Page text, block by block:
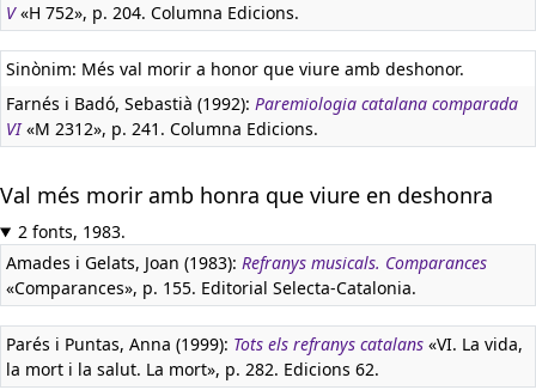
V«H 752», p. 204. Columna Edicions.
Sinònim: Més val morir a honor que viure amb deshonor.
Farnés i Badó, Sebastià (1992): Paremiologia catalana comparada
VI«M 2312», p. 241. Columna Edicions.
Val més morir amb honra que viure en deshonra
2 fonts, 1983.
Amades i Gelats, Joan (1983): Refranys musicals. Comparances
«Comparances», p. 155. Editorial Selecta-Catalonia.
Parés i Puntas, Anna (1999): Tots els refranys catalans «VI. La vida,
la mort i la salut. La mort», p. 282. Edicions 62.